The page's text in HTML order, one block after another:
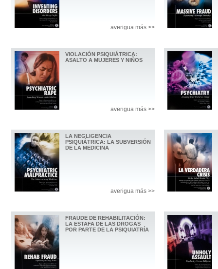
averigua más >>
VIOLACIÓN PSIQUIÁTRICA:
ASALTO A MUJERES Y NIÑOS
averigua más >>
LA NEGLIGENCIA
PSIQUIÁTRICA: LA SUBVERSIÓN
DE LA MEDICINA
averigua más >>
FRAUDE DE REHABILITACIÓN:
LA ESTAFA DE LAS DROGAS
POR PARTE DE LA PSIQUIATRÍA